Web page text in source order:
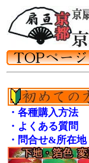
・各種購入方法
・よくある質問
・問合せ&所在地